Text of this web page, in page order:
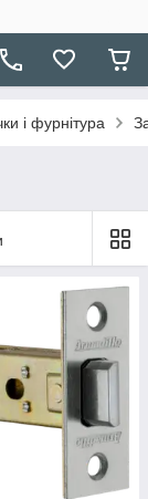
і фурнітура